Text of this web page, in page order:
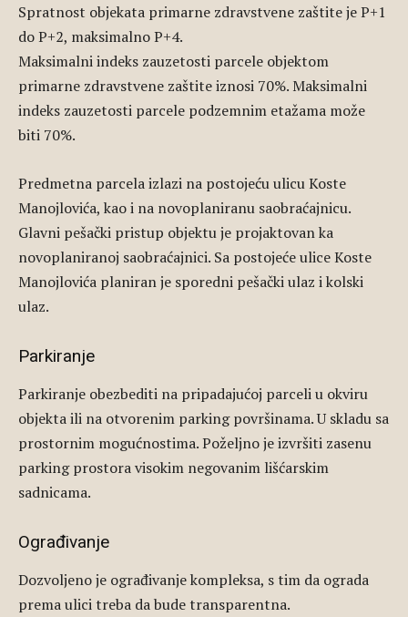
Spratnost objekata primarne zdravstvene zaštite je P+1
do P+2, maksimalno P+4.
Maksimalni indeks zauzetosti parcele objektom
primarne zdravstvene zaštite iznosi 70%. Maksimalni
indeks zauzetosti parcele podzemnim etažama može
biti 70%.
Predmetna parcela izlazi na postojeću ulicu Koste
Manojlovića, kao i na novoplaniranu saobraćajnicu.
Glavni pešački pristup objektu je projaktovan ka
novoplaniranoj saobraćajnici. Sa postojeće ulice Koste
Manojlovića planiran je sporedni pešački ulaz i kolski
ulaz.
Parkiranje
Parkiranje obezbediti na pripadajućoj parceli u okviru
objekta ili na otvorenim parking površinama. U skladu sa
prostornim mogućnostima. Poželjno je izvršiti zasenu
parking prostora visokim negovanim lišćarskim
sadnicama.
Ograđivanje
Dozvoljeno je ograđivanje kompleksa, s tim da ograda
prema ulici treba da bude transparentna.